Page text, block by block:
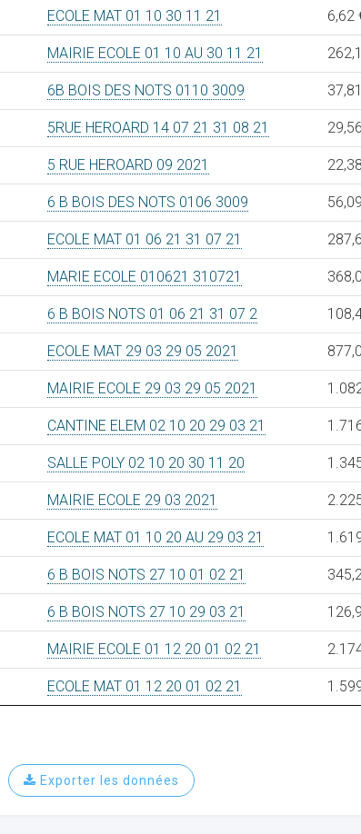
ECOLE MAT 01 10 30 11 21 6,62
MAIRIE ECOLE 01 10 AU 30 11 21
6B BOIS DES NOTS 0110 3009
5RUE HEROARD 14 07 21 31 08 21
5 RUE HEROARD 09 2021
6 B BOIS DES NOTS 0106 3009
ECOLE MAT 01 06 21 31 07 21
MARIE ECOLE 010621 310721
6 B BOIS NOTS 01 06 21 31 07 2
ECOLE MAT 29 03 29 05 2021
MAIRIE ECOLE 29 03 29 05 2021
CANTINE ELEM 02 10 20 29 03 21
SALLE POLY 02 10 20 30 11 20
MAIRIE ECOLE 29 03 2021
ECOLE MAT 01 10 20 AU 29 03 21
6 B BOIS NOTS 27 10 01 02 21
6 B BOIS NOTS 27 10 29 03 21
MAIRIE ECOLE 01 12 20 01 02 21
ECOLE MAT 01 12 20 01 02 21
Exporter les données